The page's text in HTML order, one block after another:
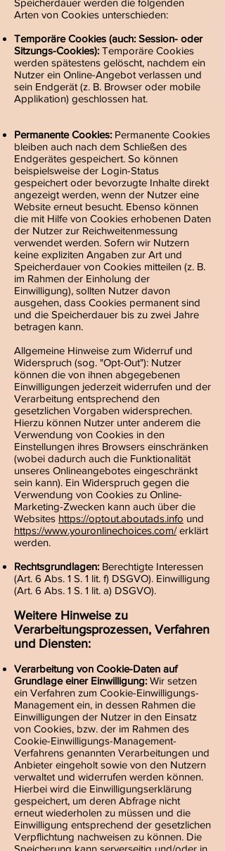
Speicherdauer werden die folgenden
Arten von Cookies unterschieden:
Temporäre Cookies (auch: Session- oder
Sitzungs-Cookies): Temporäre Cookies
werden spätestens gelöscht, nachdem ein
Nutzer ein Online-Angebot verlassen und
sein Endgerät (z. B. Browser oder mobile
Applikation) geschlossen hat.
Permanente Cookies: Permanente Cookies
bleiben auch nach dem Schließen des
Endgerätes gespeichert. So können
beispielsweise der Login-Status
gespeichert oder bevorzugte Inhalte direkt
angezeigt werden, wenn der Nutzer eine
Website erneut besucht. Ebenso können
die mit Hilfe von Cookies erhobenen Daten
der Nutzer zur Reichweitenmessung
verwendet werden. Sofern wir Nutzern
keine expliziten Angaben zur Art und
Speicherdauer von Cookies mitteilen (z. B.
im Rahmen der Einholung der
Einwilligung), sollten Nutzer davon
ausgehen, dass Cookies permanent sind
und die Speicherdauer bis zu zwei Jahre
betragen kann.
Allgemeine Hinweise zum Widerruf und
Widerspruch (sog. "Opt-Out"): Nutzer
können die von ihnen abgegebenen
Einwilligungen jederzeit widerrufen und der
Verarbeitung entsprechend den
gesetzlichen Vorgaben widersprechen.
Hierzu können Nutzer unter anderem die
Verwendung von Cookies in den
Einstellungen ihres Browsers einschränken
(wobei dadurch auch die Funktionalität
unseres Onlineangebotes eingeschränkt
sein kann). Ein Widerspruch gegen die
Verwendung von Cookies zu Online-
Marketing-Zwecken kann auch über die
Websites https://optout.aboutads.info und
https://www.youronlinechoices.com/erklärt
werden.
Rechtsgrundlagen: Berechtigte Interessen
(Art. 6 Abs. 1 S. 1 lit. f) DSGVO). Einwilligung
(Art. 6 Abs. 1 S. 1 lit. a) DSGVO).
Weitere Hinweise zu
Verarbeitungsprozessen, Verfahren
und Diensten:
Verarbeitung von Cookie-Daten auf
Grundlage einer Einwilligung: Wir setzen
ein Verfahren zum Cookie-Einwilligungs-
Management ein, in dessen Rahmen die
Einwilligungen der Nutzer in den Einsatz
von Cookies, bzw. der im Rahmen des
Cookie-Einwilligungs-Management-
Verfahrens genannten Verarbeitungen und
Anbieter eingeholt sowie von den Nutzern
verwaltet und widerrufen werden können.
Hierbei wird die Einwilligungserklärung
gespeichert, um deren Abfrage nicht
erneut wiederholen zu müssen und die
Einwilligung entsprechend der gesetzlichen
Verpflichtung nachweisen zu können. Die
Speicherung kann serverseitig und/oder in